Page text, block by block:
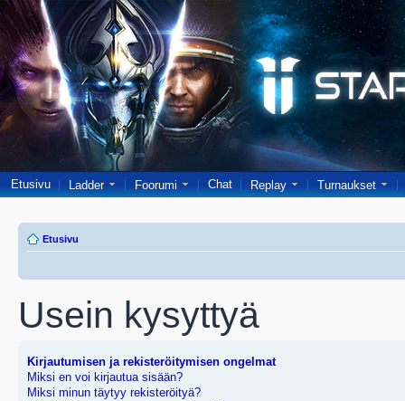
Etusivu Ladder Foorumi Chat Replay Turnaukset
Etusivu
Usein kysyttyä
Kirjautumisen ja rekisteröitymisen ongelmat
Miksi en voi kirjautua sisään?
Miksi minun täytyy rekisteröityä?